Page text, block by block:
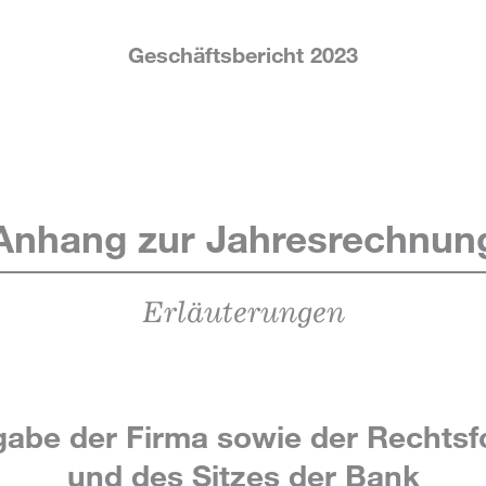
Geschäftsbericht 2023
zur
Erläuterungen
der Firma sowie der
und des Sitzes der Bank